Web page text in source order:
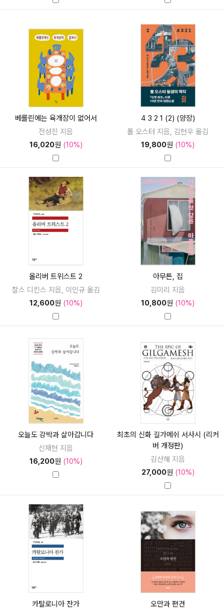
베를린에는 육개장이 없어서
전성진 지음
16,020원 (10%)
4 3 2 1 (2) (양장)
폴 오스터 지음, 김현우 옮김
19,800원 (10%)
올리버 트위스트 2
찰스 디킨스 지음, 이인규 옮김
12,600원 (10%)
아무튼, 집
김미리 지음
10,800원 (10%)
오늘도 강박과 살아갑니다
신재현 지음
16,200원 (10%)
최초의 신화 길가메쉬 서사시 (리커
버 개정판)
김산해 지음
27,000원 (10%)
카탈로니아 찬가
오만과 편견